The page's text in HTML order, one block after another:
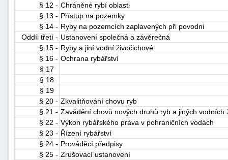
§ 12 - Chráněné rybí oblasti
§ 13 - Přístup na pozemky
§ 14 - Ryby na pozemcích zaplavených při povodni
Oddíl třetí - Ustanovení společná a závěrečná
§ 15 - Ryby a jiní vodní živočichové
§ 16 - Ochrana rybářství
§ 17
§ 18
§ 19
§ 20 - Zkvalitňování chovu ryb
§ 21 - Zavádění chovů nových druhů ryb a jiných vodních
§ 22 - Výkon rybářského práva v pohraničních vodách
§ 23 - Řízení rybářství
§ 24 - Prováděcí předpisy
§ 25 - Zrušovací ustanovení
"náhradě
škod"